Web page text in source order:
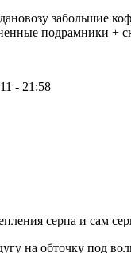
забольшие
подрамники +
- 21:58
серпа и сам
на обточку под